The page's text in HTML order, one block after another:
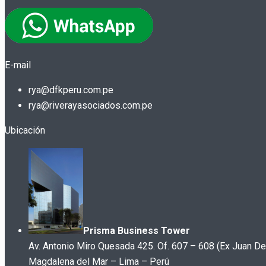
E-mail
rya@dfkperu.com.pe
rya@riverayasociados.com.pe
Ubicación
Prisma Business Tower
Av. Antonio Miro Quesada 425. Of. 607 – 608 (Ex Juan
Magdalena del Mar – Lima – Perú